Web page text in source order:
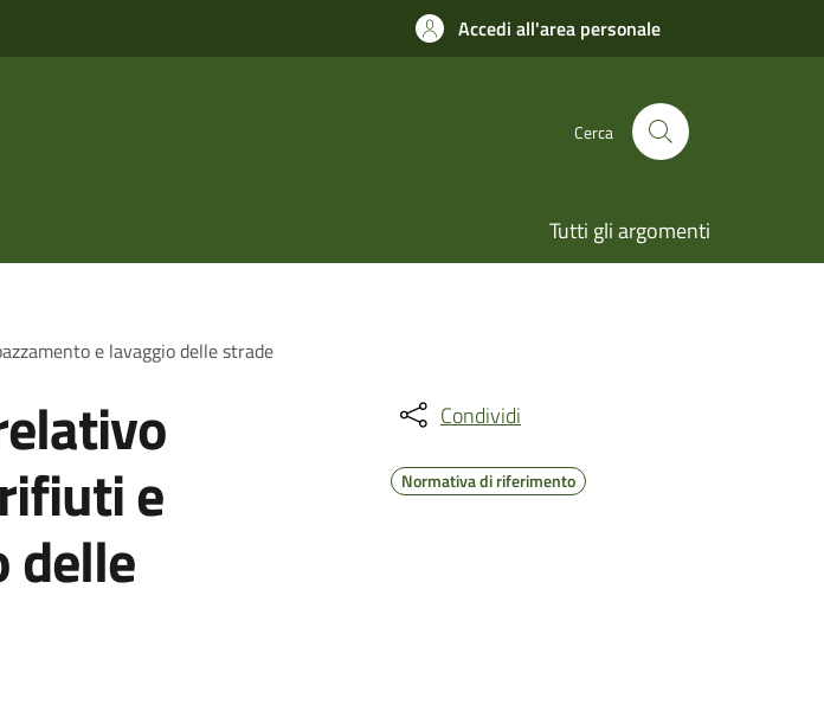
Accedi all'area personale
Cerca
Tutti gli argomenti
e lavaggio delle strade
e
delle
Condividi
Normativa di riferimento